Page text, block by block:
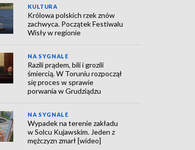
KULTURA
Królowa polskich rzek znów
zachwyca. Początek Festiwalu
Wisły w regionie
NA SYGNALE
Razili prądem, bili i grozili
śmiercią. W Toruniu rozpoczął
się proces w sprawie
porwania w Grudziądzu
NA SYGNALE
Wypadek na terenie zakładu
w Solcu Kujawskim. Jeden z
mężczyzn zmarł [wideo]